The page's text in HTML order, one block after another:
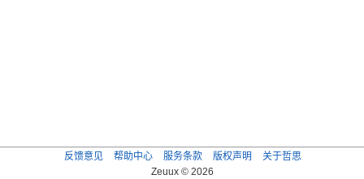
反馈意见 帮助中心 服务条款 版权声明
关于哲思
Zeuux © 2026